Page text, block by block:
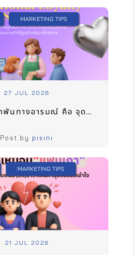
MARKETING TIPS
27 JUL 2026
เมื่อความผูกพันทางอารมณ์ คือ จุดชี้เป็นชี้ตายของการทำให้ลูกค้ากลับมาใช้บริการ
Post by pisini
MARKETING TIPS
21 JUL 2026